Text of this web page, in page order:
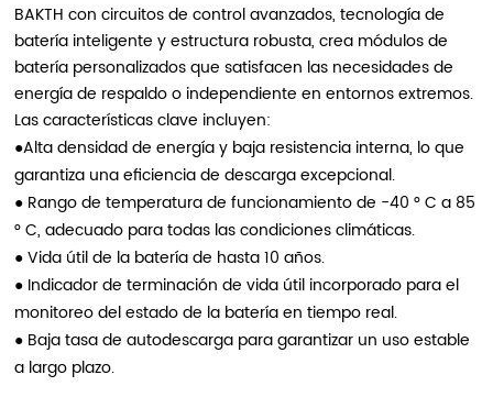
BAKTH con circuitos de control avanzados, tecnología de
batería inteligente y estructura robusta, crea módulos de
batería personalizados que satisfacen las necesidades de
energía de respaldo o independiente en entornos extremos.
Las características clave incluyen:
●Alta densidad de energía y baja resistencia interna, lo que
garantiza una eficiencia de descarga excepcional.
● Rango de temperatura de funcionamiento de -40 ° C a 85
° C, adecuado para todas las condiciones climáticas.
●Vida útil de la batería de hasta 10 años.
● Indicador de terminación de vida útil incorporado para el
monitoreo del estado de la batería en tiempo real.
● Baja tasa de autodescarga para garantizar un uso estable
a largo plazo.